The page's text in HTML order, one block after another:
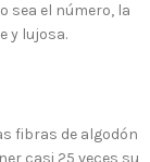
sea el número, la
y lujosa.
fibras de algodón
casi 25 veces su